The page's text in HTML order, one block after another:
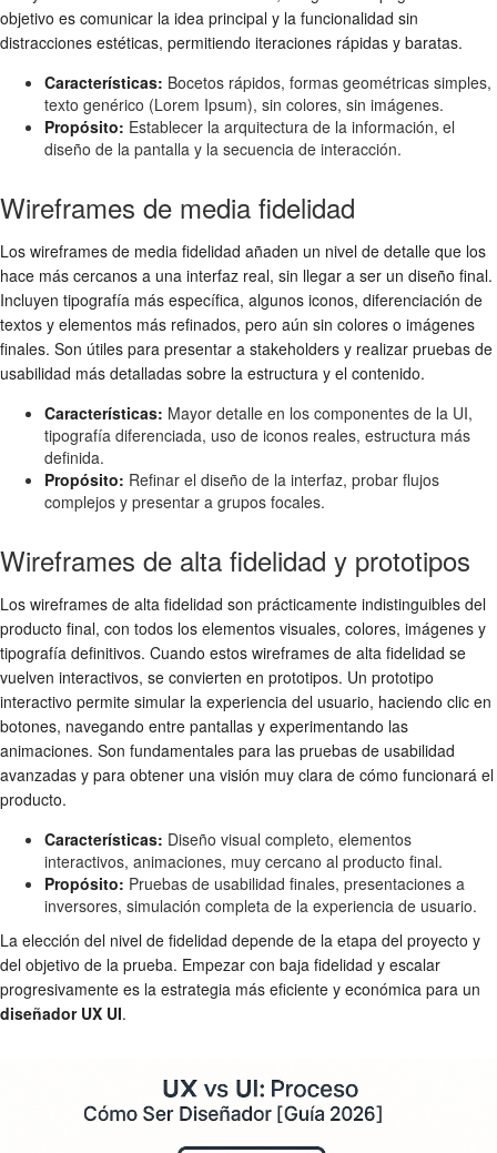
objetivo es comunicar la idea principal y la funcionalidad sin
distracciones estéticas, permitiendo iteraciones rápidas y baratas.
Características: Bocetos rápidos, formas geométricas simples,
texto genérico (Lorem Ipsum), sin colores, sin imágenes.
Propósito: Establecer la arquitectura de la información, el
diseño de la pantalla y la secuencia de interacción.
Wireframes de media fidelidad
Los wireframes de media fidelidad añaden un nivel de detalle que los
hace más cercanos a una interfaz real, sin llegar a ser un diseño final.
Incluyen tipografía más específica, algunos iconos, diferenciación de
textos y elementos más refinados, pero aún sin colores o imágenes
finales. Son útiles para presentar a stakeholders y realizar pruebas de
usabilidad más detalladas sobre la estructura y el contenido.
Características: Mayor detalle en los componentes de la UI,
tipografía diferenciada, uso de iconos reales, estructura más
definida.
Propósito: Refinar el diseño de la interfaz, probar flujos
complejos y presentar a grupos focales.
Wireframes de alta fidelidad y prototipos
Los wireframes de alta fidelidad son prácticamente indistinguibles del
producto final, con todos los elementos visuales, colores, imágenes y
tipografía definitivos. Cuando estos wireframes de alta fidelidad se
vuelven interactivos, se convierten en prototipos. Un prototipo
interactivo permite simular la experiencia del usuario, haciendo clic en
botones, navegando entre pantallas y experimentando las
animaciones. Son fundamentales para las pruebas de usabilidad
avanzadas y para obtener una visión muy clara de cómo funcionará el
producto.
Características: Diseño visual completo, elementos
interactivos, animaciones, muy cercano al producto final.
Propósito: Pruebas de usabilidad finales, presentaciones a
inversores, simulación completa de la experiencia de usuario.
La elección del nivel de fidelidad depende de la etapa del proyecto y
del objetivo de la prueba. Empezar con baja fidelidad y escalar
progresivamente es la estrategia más eficiente y económica para un
diseñador UX UI.